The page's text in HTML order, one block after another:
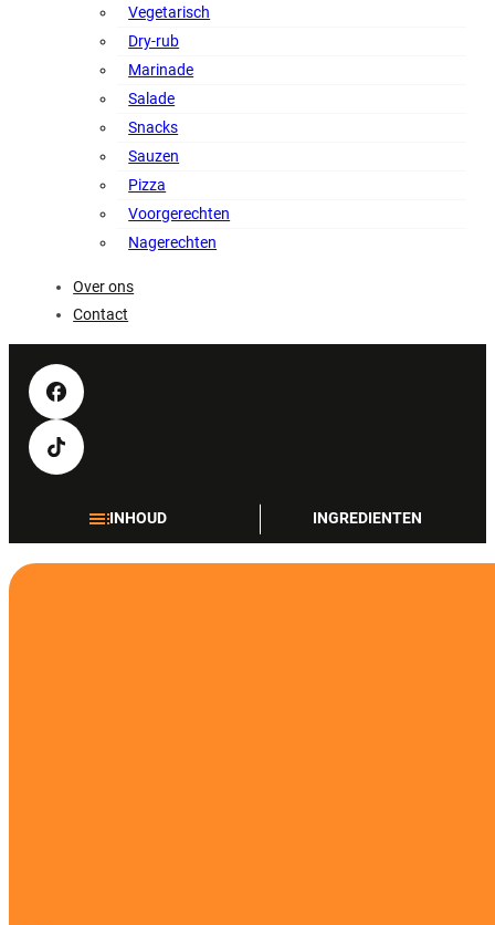
Vegetarisch
Dry-rub
Marinade
Salade
Snacks
Sauzen
Pizza
Voorgerechten
Nagerechten
Over ons
Contact
INHOUD INGREDIENTEN